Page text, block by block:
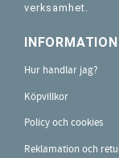
verksamhet.
INFORMATION
Hur handlar jag?
Köpvillkor
Policy och cookies
Reklamation och